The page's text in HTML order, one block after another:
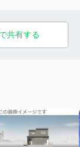
共有する